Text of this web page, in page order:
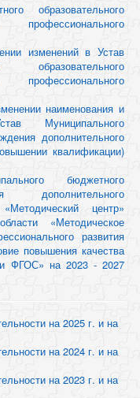
образовательного
изменений в Устав
образовательного
наименования и
Муниципального
дополнительного
квалификации)
бюджетного
дополнительного
центр»
«Методическое
развития
повышения качества
ФГОС» на 2023 - 2027
на 2025 г. и на
на 2024 г. и на
на 2023 г. и на